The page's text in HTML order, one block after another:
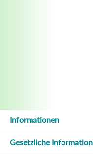
Informationen
Gesetzliche